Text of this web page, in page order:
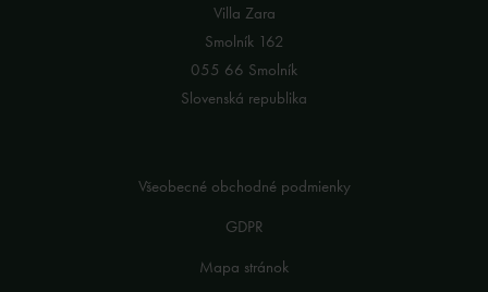
Villa Zara
Smolník 162
055 66 Smolník
Slovenská republika
Všeobecné obchodné podmienky
GDPR
Mapa stránok